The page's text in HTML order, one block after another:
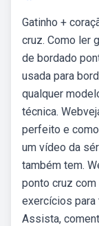
Gatinho +
cruz. Como ler
de bordado
usada para
qualquer
técnica.
perfeito e
um vídeo da
também tem.
ponto cruz
exercícios para
Assista,